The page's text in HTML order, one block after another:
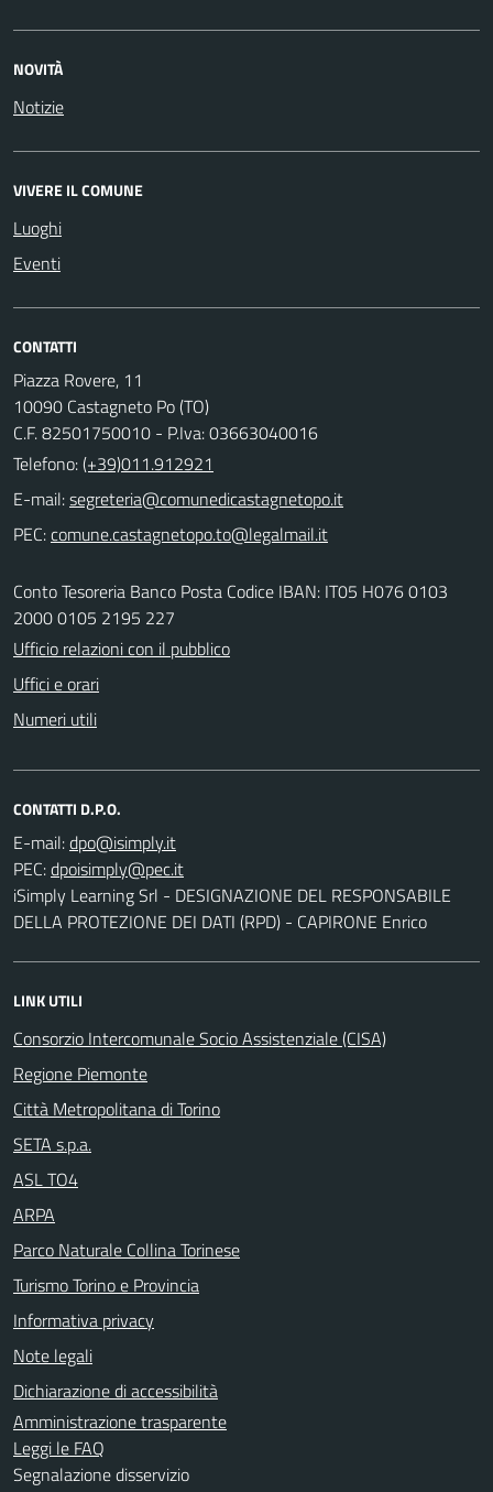
NOVITÀ
Notizie
VIVERE IL COMUNE
Luoghi
Eventi
CONTATTI
Piazza Rovere, 11
10090 Castagneto Po (TO)
C.F. 82501750010 - P.Iva: 03663040016
Telefono:(+39)011.912921
E-mail:
PEC:
Conto Tesoreria Banco Posta Codice IBAN: IT05 H076 0103
2000 0105 2195 227
Ufficio relazioni con il pubblico
Uffici e orari
Numeri utili
CONTATTI D.P.O.
E-mail:
PEC:
iSimply Learning Srl - DESIGNAZIONE DEL RESPONSABILE
DELLA PROTEZIONE DEI DATI (RPD) - CAPIRONE Enrico
LINK UTILI
Consorzio Intercomunale Socio Assistenziale (CISA)
Regione Piemonte
Città Metropolitana di Torino
SETA s.p.a.
ASL TO4
ARPA
Parco Naturale Collina Torinese
Turismo Torino e Provincia
Informativa privacy
Note legali
Dichiarazione di accessibilità
Amministrazione trasparente
Leggi le FAQ
Segnalazione disservizio